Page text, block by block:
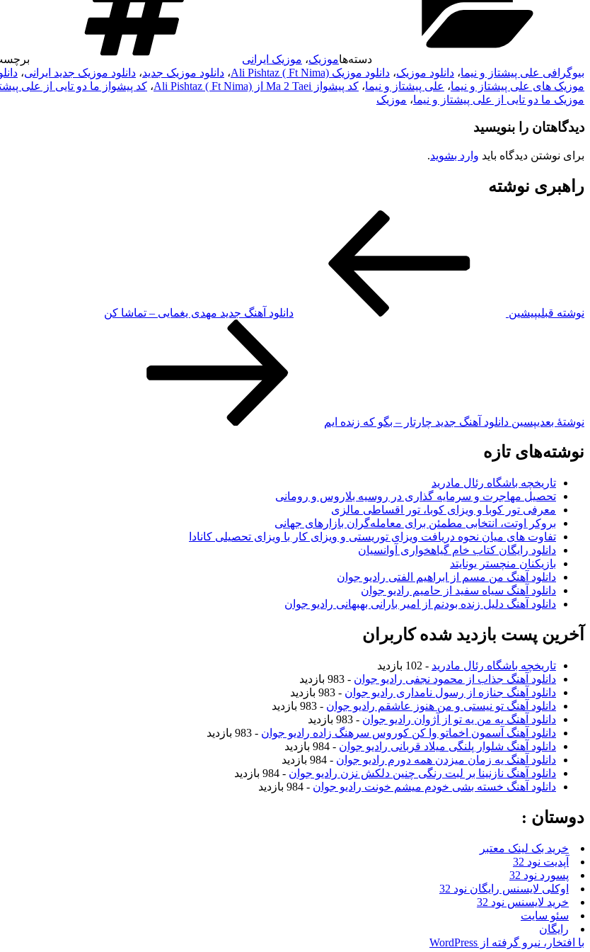
دسته‌هاموزیک، موزیک ایرانی
بیوگرافی علی پیشتاز و نیما، دانلود موزیک، دانلود موزیک Ali Pishtaz ( Ft Nima) ، دانلود موزیک جدید، دانلود موزیک جدید ایرانی،
موزیک های علی پیشتاز و نیما، علی پیشتاز و نیما، کد پیشواز Ma 2 Taei از Ali Pishtaz ( Ft Nima) ، کد پیشواز ما دو تایی از علی
موزیک ما دو تایی از علی پیشتاز و نیما، موزیک
دیدگاهتان را بنویسید
برای نوشتن دیدگاه باید وارد بشوید.
راهبری نوشته
نوشته قبلیپیشین دانلود آهنگ جدید مهدی یغمایی – تماشا کن
نوشته‌ٔ بعدیپسین دانلود آهنگ جدید چارتار – بگو که زنده ایم
نوشته‌های تازه
تاریخچه باشگاه رئال مادرید
تحصیل مهاجرت و سرمایه گذاری در روسیه بلاروس و رومانی
معرفی تور کوبا و ویزای کوبا، تور اقساطی مالزی
بروکر اوتت، انتخابی مطمئن برای معامله‌گران بازارهای جهانی
تفاوت های میان نحوه دریافت ویزای توریستی و ویزای کار با ویزای تحصیلی کانادا
دانلود رایگان کتاب خام گیاهخواری آوانسیان
بازیکنان منچستر یونایتد
دانلود آهنگ من مسم از ابراهیم الفتی رادیو جوان
دانلود آهنگ سیاه سفید از حامیم رادیو جوان
دانلود آهنگ دلیل زنده بودنم از امیر بارانی بهبهانی رادیو جوان
آخرین پست بازدید شده کاربران
تاریخچه باشگاه رئال مادرید - 102 بازدید
دانلود آهنگ جذاب از محمود نجفی رادیو جوان - 983 بازدید
دانلود آهنگ جنازه از رسول نامداری رادیو جوان - 983 بازدید
دانلود آهنگ تو نیستی و من هنوز عاشقم رادیو جوان - 983 بازدید
دانلود آهنگ یه من یه تو از آژوان رادیو جوان - 983 بازدید
دانلود آهنگ آسمون اخماتو وا کن کوروس سرهنگ زاده رادیو جوان - 983 بازدید
دانلود آهنگ شلوار پلنگی میلاد قربانی رادیو جوان - 984 بازدید
دانلود آهنگ یه زمان میزدن همه دورم رادیو جوان - 984 بازدید
دانلود آهنگ نازنینا بر لبت رنگی چنین دلکش نزن رادیو جوان - 984 بازدید
دانلود آهنگ خسته بشی خودم میشم خونت رادیو جوان - 984 بازدید
دوستان :
خرید بک لینک معتبر
آپدیت نود 32
پسورد نود 32
اوکلی لایسنس رایگان نود 32
خرید لایسنس نود 32
سئو سایت
رایگان
با افتخار، نیرو گرفته از WordPress